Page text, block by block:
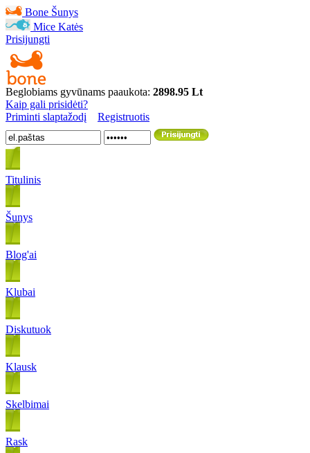
Bone Šunys
Mice Katės
Prisijungti
Beglobiams gyvūnams paaukota: 2898.95 Lt
Kaip gali prisidėti?
Priminti slaptažodį
Registruotis
Titulinis
Šunys
Blog'ai
Klubai
Diskutuok
Klausk
Skelbimai
Rask